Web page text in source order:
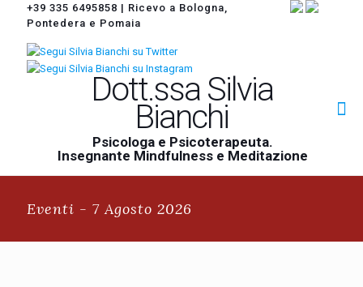
+39 335 6495858 | Ricevo a Bologna,
Pontedera e Pomaia
Dott.ssa Silvia
Bianchi
Psicologa e Psicoterapeuta.
Insegnante Mindfulness e Meditazione
Eventi - 7 Agosto 2026